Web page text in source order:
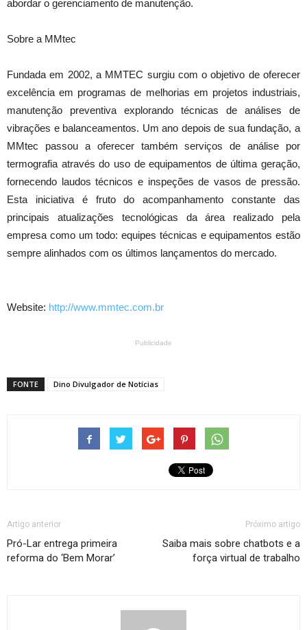
abordar o gerenciamento de manutenção.
Sobre a MMtec
Fundada em 2002, a MMTEC surgiu com o objetivo de oferecer
excelência em programas de melhorias em projetos industriais,
manutenção preventiva explorando técnicas de análises de
vibrações e balanceamentos. Um ano depois de sua fundação, a
MMtec passou a oferecer também serviços de análise por
termografia através do uso de equipamentos de última geração,
fornecendo laudos técnicos e inspeções de vasos de pressão.
Esta iniciativa é fruto do acompanhamento constante das
principais atualizações tecnológicas da área realizado pela
empresa como um todo: equipes técnicas e equipamentos estão
sempre alinhados com os últimos lançamentos do mercado.
Website: http://www.mmtec.com.br
Publicidade
FONTE Dino Divulgador de Notícias
Artigo anterior
Pró-Lar entrega primeira
reforma do ‘Bem Morar’
Próximo artigo
Saiba mais sobre chatbots e a
força virtual de trabalho